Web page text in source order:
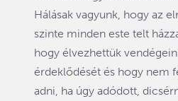
Hálásak vagyunk, hogy az
szinte minden este telt
hogy élvezhettük
érdeklődését és hogy nem
adni, ha úgy adódott,